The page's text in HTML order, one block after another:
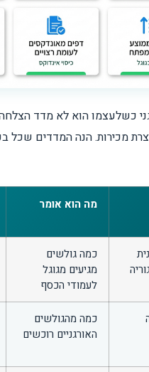
כשלעצמו הוא לא מדד
מכירות. הנה המדדים שכל
מה הוא אומר
כמה גולשים
מגיעים מגוגל
לעמודי הכסף
כמה מהגולשים
האורגניים רוכשים